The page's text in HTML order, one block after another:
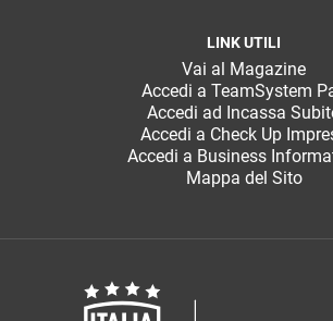
LINK UTILI
Vai al Magazine
Accedi a TeamSystem
Accedi ad Incassa
Accedi a Check Up
Accedi a Business
Mappa del Sito